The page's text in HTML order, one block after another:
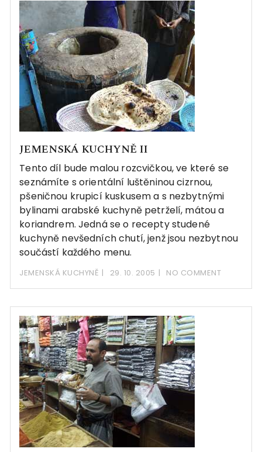
JEMENSKÁ KUCHYNĚ II
Tento díl bude malou rozcvičkou, ve které se
seznámíte s orientální luštěninou cizrnou,
pšeničnou krupicí kuskusem a s nezbytnými
bylinami arabské kuchyně petrželí, mátou a
koriandrem. Jedná se o recepty studené
kuchyně nevšedních chutí, jenž jsou nezbytnou
součástí každého menu.
JEMENSKÁ KUCHYNĚ 29. 10. 2005 NO COMMENT